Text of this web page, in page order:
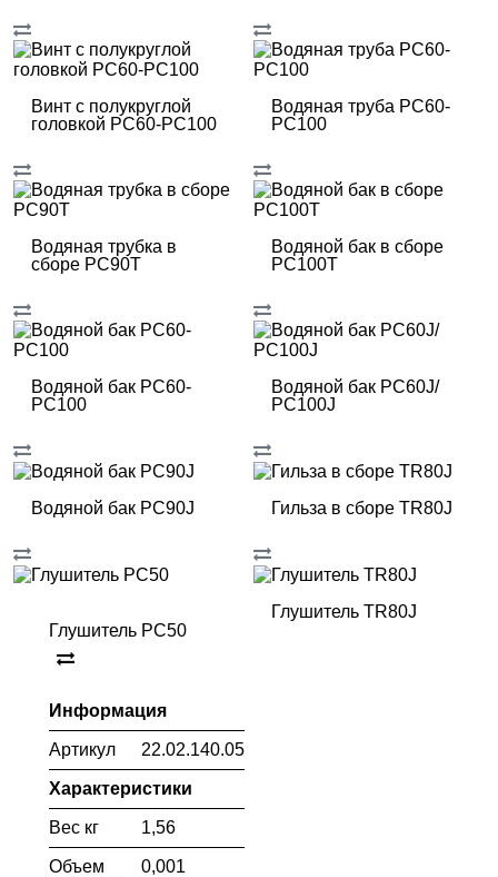
Винт с полукруглой
головкой РС60-РС100
Водяная труба РС60-
РС100
Водяная трубка в
сборе РС90T
Водяной бак в сборе
РС100T
Водяной бак РС60-
РС100
Водяной бак РС60J/
РС100J
Водяной бак РС90J Гильза в сборе TR80J
Глушитель PC50
Информация
Артикул 22.02.140.052
Характеристики
Вес кг 1,56
Объем
0,001
Глушитель TR80J